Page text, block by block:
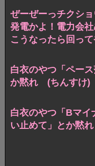
ぜーぜーっチクシ
発電かよ！電力会社
こうなったら回っ
白衣のやつ「ペー
か黙れ (ちんすけ)
白衣のやつ「Bマイ
い止めて」とか黙